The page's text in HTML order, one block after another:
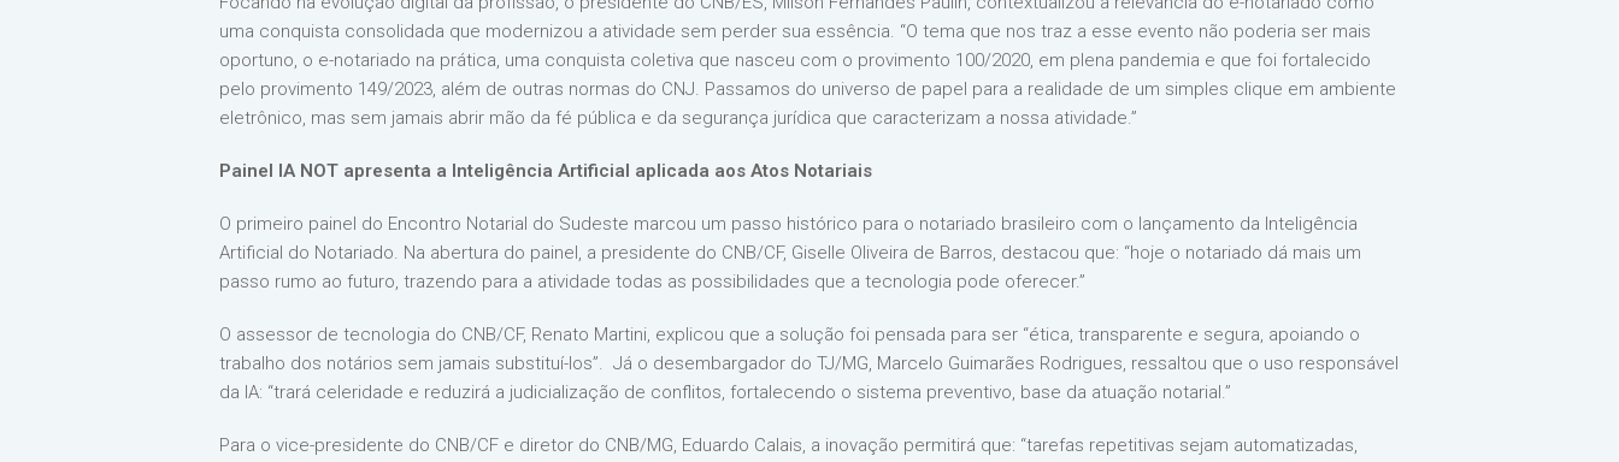
uma conquista consolidada que modernizou a atividade sem perder sua essência. “O tema que nos traz a esse evento não poderia ser mais
oportuno, o e-notariado na prática, uma conquista coletiva que nasceu com o provimento 100/2020, em plena pandemia e que foi fortalecido
pelo provimento 149/2023, além de outras normas do CNJ. Passamos do universo de papel para a realidade de um simples clique em ambiente
eletrônico, mas sem jamais abrir mão da fé pública e da segurança jurídica que caracterizam a nossa atividade.”
Painel IA NOT apresenta a Inteligência Artificial aplicada aos Atos Notariais
O primeiro painel do Encontro Notarial do Sudeste marcou um passo histórico para o notariado brasileiro com o lançamento da Inteligência
Artificial do Notariado. Na abertura do painel, a presidente do CNB/CF, Giselle Oliveira de Barros, destacou que: “hoje o notariado dá mais um
passo rumo ao futuro, trazendo para a atividade todas as possibilidades que a tecnologia pode oferecer.”
O assessor de tecnologia do CNB/CF, Renato Martini, explicou que a solução foi pensada para ser “ética, transparente e segura, apoiando o
trabalho dos notários sem jamais substituí-los”. Já o desembargador do TJ/MG, Marcelo Guimarães Rodrigues, ressaltou que o uso responsável
da IA: “trará celeridade e reduzirá a judicialização de conflitos, fortalecendo o sistema preventivo, base da atuação notarial.”
Para o vice-presidente do CNB/CF e diretor do CNB/MG, Eduardo Calais, a inovação permitirá que: “tarefas repetitivas sejam automatizadas,